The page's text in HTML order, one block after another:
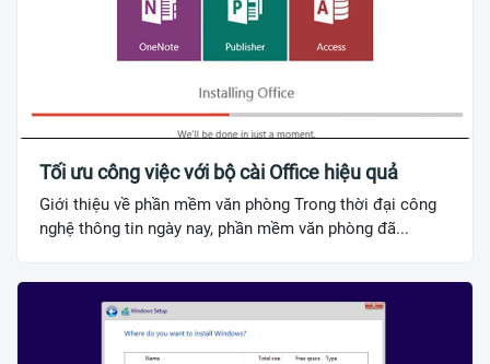
Tối ưu công việc với bộ cài Office hiệu quả
Giới thiệu về phần mềm văn phòng Trong thời đại công
nghệ thông tin ngày nay, phần mềm văn phòng đã...